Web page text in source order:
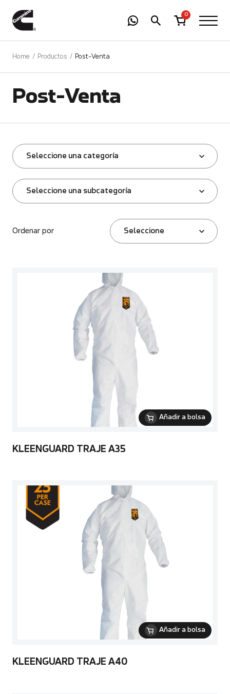
0
Home Productos Post-Venta
Post-Venta
Seleccione una categoría
Seleccione una subcategoría
Ordenar por Seleccione
Añadir a bolsa
KLEENGUARD TRAJE A35
Añadir a bolsa
KLEENGUARD TRAJE A40